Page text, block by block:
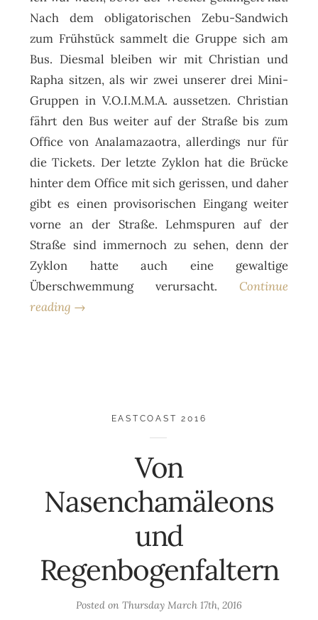
Nach dem obligatorischen Zebu-Sandwich
zum Frühstück sammelt die Gruppe sich am
Bus. Diesmal bleiben wir mit Christian und
Rapha sitzen, als wir zwei unserer drei Mini-
Gruppen in V.O.I.M.M.A. aussetzen. Christian
fährt den Bus weiter auf der Straße bis zum
Office von Analamazaotra, allerdings nur für
die Tickets. Der letzte Zyklon hat die Brücke
hinter dem Office mit sich gerissen, und daher
gibt es einen provisorischen Eingang weiter
vorne an der Straße. Lehmspuren auf der
Straße sind immernoch zu sehen, denn der
Zyklon hatte auch eine gewaltige
Überschwemmung verursacht. Continue
reading →
EASTCOAST 2016
Von
Nasenchamäleons
und
Regenbogenfaltern
Posted on Thursday March 17th, 2016